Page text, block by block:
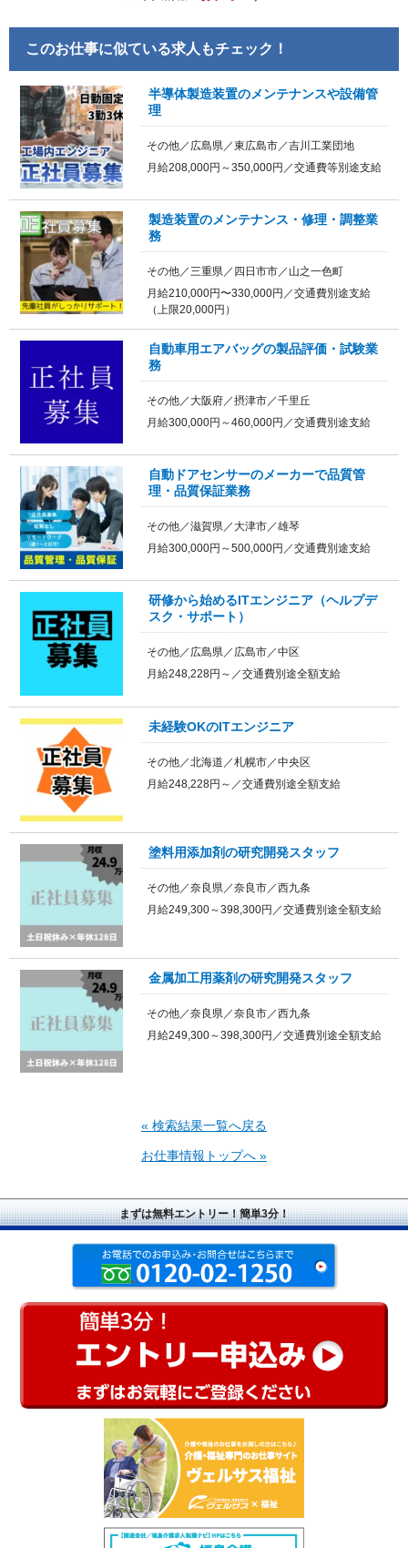
このお仕事に似ている求人もチェック！
半導体製造装置のメンテナンスや設備管
理
その他／広島県／東広島市／吉川工業団地
月給208,000円～350,000円／交通費等別途支給
製造装置のメンテナンス・修理・調整業
務
その他／三重県／四日市市／山之一色町
月給210,000円〜330,000円／交通費別途支給
（上限20,000円）
自動車用エアバッグの製品評価・試験業
務
その他／大阪府／摂津市／千里丘
月給300,000円～460,000円／交通費別途支給
自動ドアセンサーのメーカーで品質管
理・品質保証業務
その他／滋賀県／大津市／雄琴
月給300,000円～500,000円／交通費別途支給
研修から始めるITエンジニア（ヘルプデ
スク・サポート）
その他／広島県／広島市／中区
月給248,228円～／交通費別途全額支給
未経験OKのITエンジニア
その他／北海道／札幌市／中央区
月給248,228円～／交通費別途全額支給
塗料用添加剤の研究開発スタッフ
その他／奈良県／奈良市／西九条
月給249,300～398,300円／交通費別途全額支給
金属加工用薬剤の研究開発スタッフ
その他／奈良県／奈良市／西九条
月給249,300～398,300円／交通費別途全額支給
« 検索結果一覧へ戻る
お仕事情報トップへ »
まずは無料エントリー！簡単3分！